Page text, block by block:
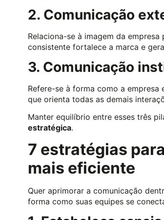
2. Comunicação
Relaciona-se à imagem da
consistente fortalece a marca e
3. Comunicação
Refere-se à forma como a
que orienta todas as demais
Manter equilíbrio entre esses três
estratégica.
7 estratégias
mais eficiente
Quer aprimorar a comunicação
forma como suas equipes se